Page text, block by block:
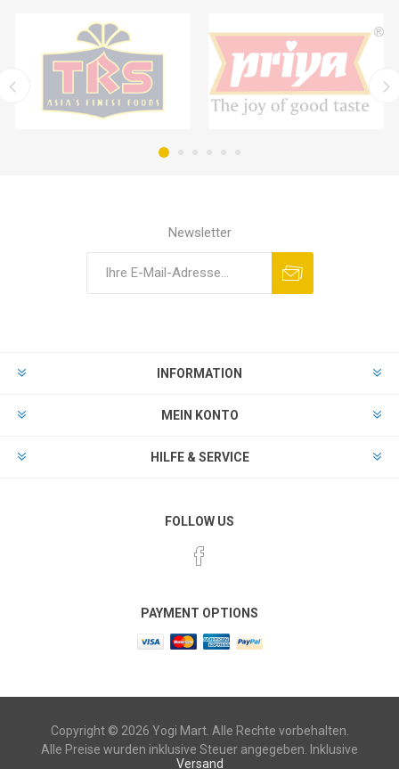
Newsletter
INFORMATION
MEIN KONTO
HILFE & SERVICE
FOLLOW US
PAYMENT OPTIONS
Copyright © 2026 Yogi Mart. Alle Rechte vorbehalten.
Alle Preise wurden inklusive Steuer angegeben. Inklusive
Versand